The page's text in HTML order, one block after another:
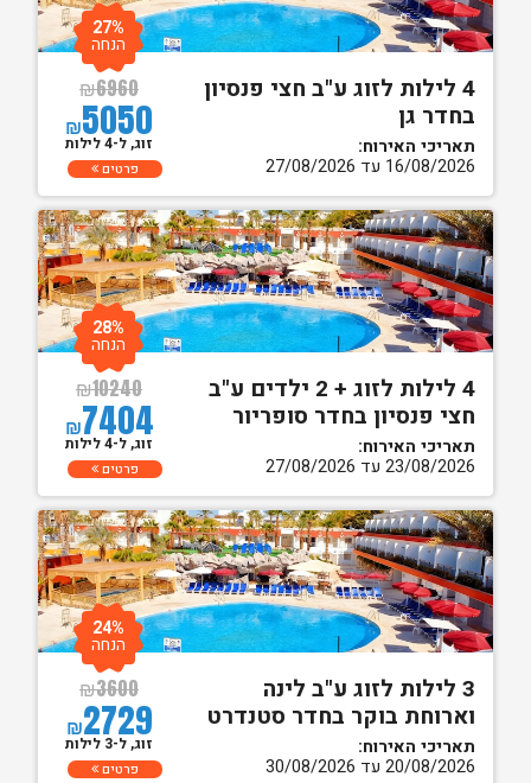
4 לילות לזוג ע"ב חצי פנסיון
בחדר גן
תאריכי האירוח:
16/08/2026 עד 27/08/2026
₪6960
₪5050
27%
הנחה
זוג, ל-4 לילות
פרטים
4 לילות לזוג + 2 ילדים ע"ב
חצי פנסיון בחדר סופריור
תאריכי האירוח:
23/08/2026 עד 27/08/2026
₪10240
₪7404
28%
הנחה
זוג, ל-4 לילות
פרטים
3 לילות לזוג ע"ב לינה
וארוחת בוקר בחדר סטנדרט
תאריכי האירוח:
20/08/2026 עד 30/08/2026
₪3600
₪2729
24%
הנחה
זוג, ל-3 לילות
פרטים